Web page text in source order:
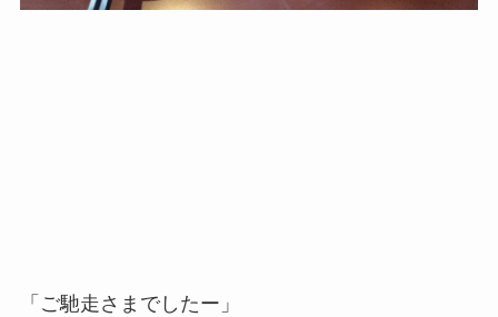
「ご馳走さまでしたー」